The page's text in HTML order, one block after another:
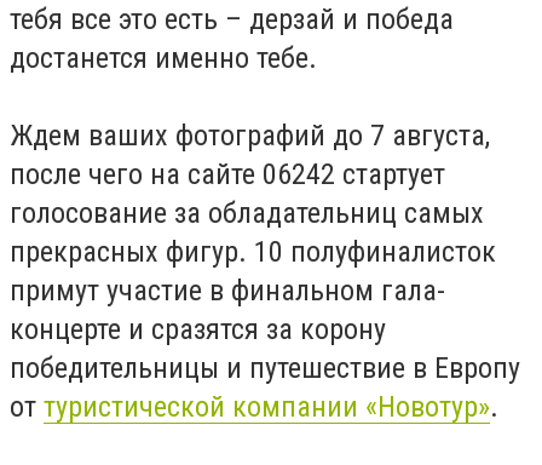
тебя все это есть – дерзай и победа
достанется именно тебе.
Ждем ваших фотографий до 7 августа,
после чего на сайте 06242 стартует
голосование за обладательниц самых
прекрасных фигур. 10 полуфиналисток
примут участие в финальном гала-
концерте и сразятся за корону
победительницы и путешествие в Европу
от туристической компании «Новотур».